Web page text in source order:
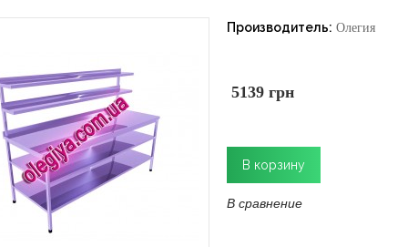
Производитель: Олегия
5139 грн
В сравнение